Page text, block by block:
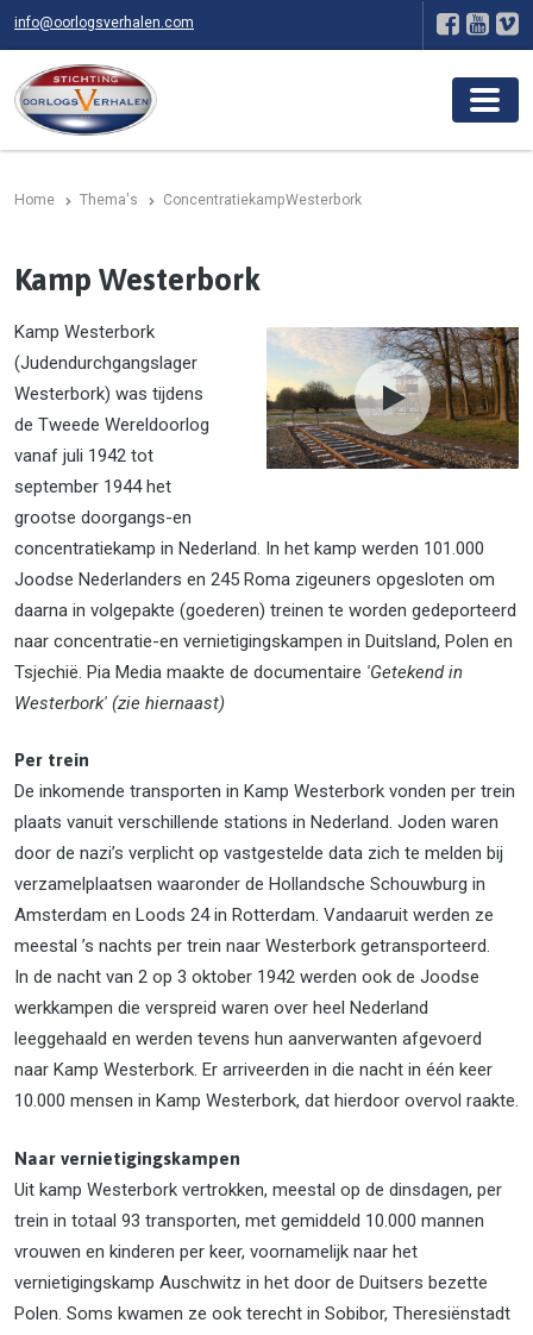
info@oorlogsverhalen.com
Home Thema's ConcentratiekampWesterbork
Kamp Westerbork
Kamp Westerbork
(Judendurchgangslager
Westerbork) was tijdens
de Tweede Wereldoorlog
vanaf juli 1942 tot
september 1944 het
grootse doorgangs-en
concentratiekamp in Nederland. In het kamp werden 101.000
Joodse Nederlanders en 245 Roma zigeuners opgesloten om
daarna in volgepakte (goederen) treinen te worden gedeporteerd
naar concentratie-en vernietigingskampen in Duitsland, Polen en
Tsjechië. Pia Media maakte de documentaire 'Getekend in
Westerbork' (zie hiernaast)
Per trein
De inkomende transporten in Kamp Westerbork vonden per trein
plaats vanuit verschillende stations in Nederland. Joden waren
door de nazi’s verplicht op vastgestelde data zich te melden bij
verzamelplaatsen waaronder de Hollandsche Schouwburg in
Amsterdam en Loods 24 in Rotterdam. Vandaaruit werden ze
meestal ’s nachts per trein naar Westerbork getransporteerd.
In de nacht van 2 op 3 oktober 1942 werden ook de Joodse
werkkampen die verspreid waren over heel Nederland
leeggehaald en werden tevens hun aanverwanten afgevoerd
naar Kamp Westerbork. Er arriveerden in die nacht in één keer
10.000 mensen in Kamp Westerbork, dat hierdoor overvol raakte.
Naar vernietigingskampen
Uit kamp Westerbork vertrokken, meestal op de dinsdagen, per
trein in totaal 93 transporten, met gemiddeld 10.000 mannen
vrouwen en kinderen per keer, voornamelijk naar het
vernietigingskamp Auschwitz in het door de Duitsers bezette
Polen. Soms kwamen ze ook terecht in Sobibor, Theresiënstadt